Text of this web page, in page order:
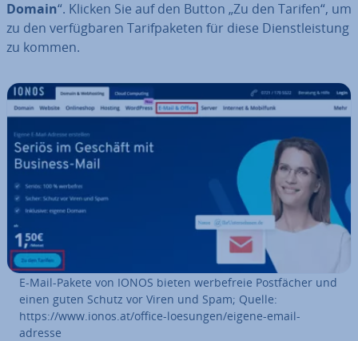
Domain“. Klicken Sie auf den Button „Zu den Tarifen“, um
zu den ver­füg­ba­ren Ta­rif­pa­ke­ten für diese Dienst­leis­tung
zu kommen.
E-Mail-Pakete von IONOS bieten wer­be­freie Post­fä­cher und
einen guten Schutz vor Viren und Spam; Quelle:
https://www.ionos.at/office-loesungen/eigene-email-
adresse